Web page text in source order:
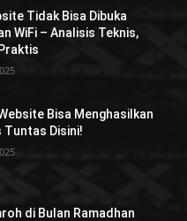
Tidak Bisa Dibuka
WiFi – Analisis Teknis,
Bisa Menghasilkan
Tuntas Disini!
di Bulan Ramadhan